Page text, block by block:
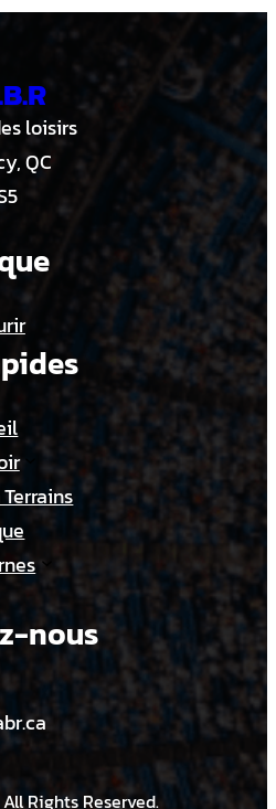
loisirs
QC
nous
All Rights Reserved.